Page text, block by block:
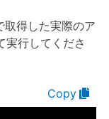
取得した実際のア
実行してくださ